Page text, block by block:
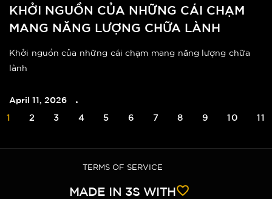
KHỞI NGUỒN CỦA NHỮNG CÁI CHẠM
MANG NĂNG LƯỢNG CHỮA LÀNH
Khởi nguồn của những cái chạm mang năng lượng chữa
lành
April 11, 2026
1 2 3 4 5 6 7 8 9 10 11
TERMS OF SERVICE
MADE IN 3S WITH